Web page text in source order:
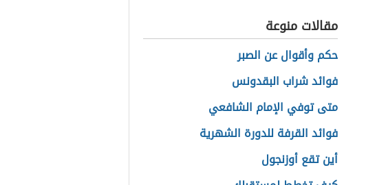
الصفوح
مقالات منوعة
حكم وأقوال عن الصبر
فوائد شراب البقدونس
متى توفي الإمام الشافعي
فوائد القرفة للدورة الشهرية
أين تقع أوزنجول